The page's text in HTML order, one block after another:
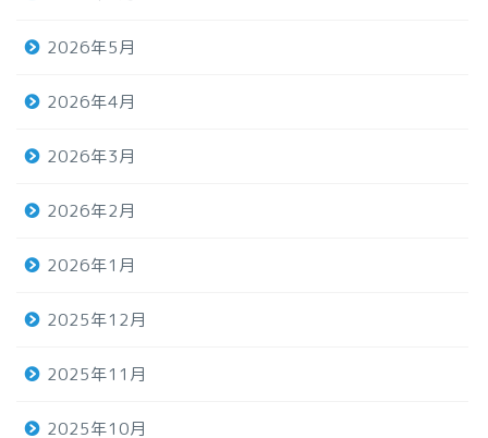
2026年5月
2026年4月
2026年3月
2026年2月
2026年1月
2025年12月
2025年11月
2025年10月